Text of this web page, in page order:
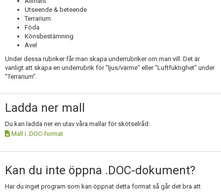
Utseende & beteende
Terrarium
Föda
Könsbestämning
Avel
Under dessa rubriker får man skapa underrubriker om man vill. Det är
vanligt att skapa en underrubrik för "ljus/värme" eller "Luftfuktighet" under
"Terrarium".
Ladda ner mall
Du kan ladda ner en utav våra mallar för skötselråd:
Mall i .DOC-format
Kan du inte öppna .DOC-dokument?
Har du inget program som kan öppnat detta format så går det bra att